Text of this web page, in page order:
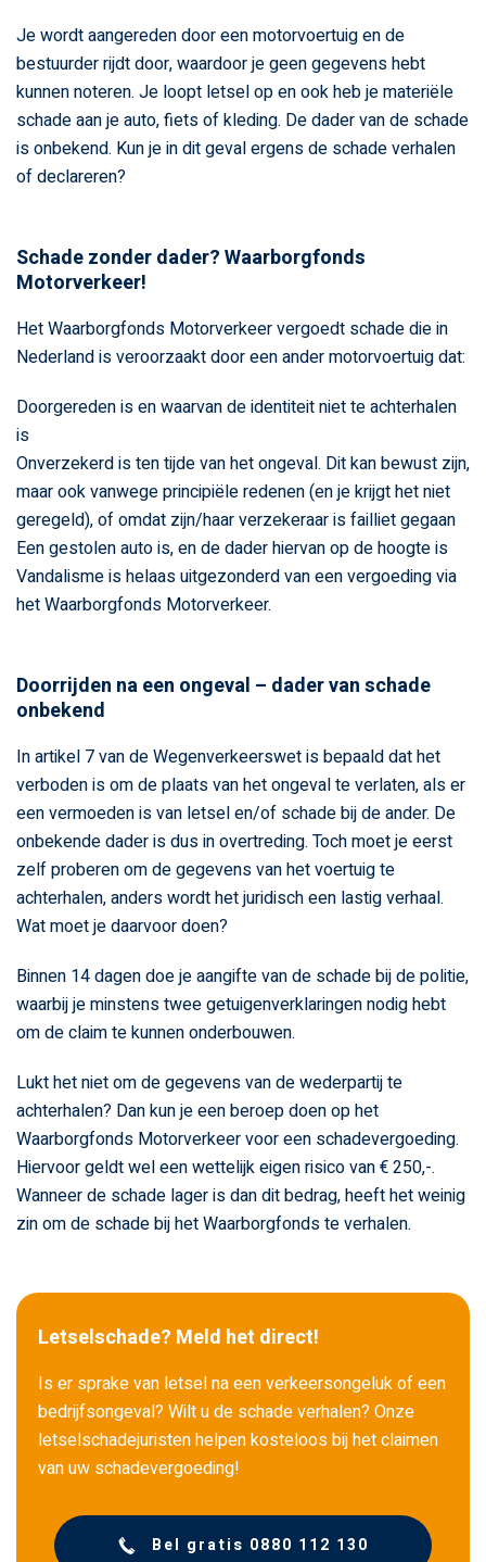
Je wordt aangereden door een motorvoertuig en de
bestuurder rijdt door, waardoor je geen gegevens hebt
kunnen noteren. Je loopt letsel op en ook heb je materiële
schade aan je auto, fiets of kleding. De dader van de schade
is onbekend. Kun je in dit geval ergens de schade verhalen
of declareren?
Schade zonder dader? Waarborgfonds
Motorverkeer!
Het Waarborgfonds Motorverkeer vergoedt schade die in
Nederland is veroorzaakt door een ander motorvoertuig dat:
Doorgereden is en waarvan de identiteit niet te achterhalen
is
Onverzekerd is ten tijde van het ongeval. Dit kan bewust zijn,
maar ook vanwege principiële redenen (en je krijgt het niet
geregeld), of omdat zijn/haar verzekeraar is failliet gegaan
Een gestolen auto is, en de dader hiervan op de hoogte is
Vandalisme is helaas uitgezonderd van een vergoeding via
het Waarborgfonds Motorverkeer.
Doorrijden na een ongeval – dader van schade
onbekend
In artikel 7 van de Wegenverkeerswet is bepaald dat het
verboden is om de plaats van het ongeval te verlaten, als er
een vermoeden is van letsel en/of schade bij de ander. De
onbekende dader is dus in overtreding. Toch moet je eerst
zelf proberen om de gegevens van het voertuig te
achterhalen, anders wordt het juridisch een lastig verhaal.
Wat moet je daarvoor doen?
Binnen 14 dagen doe je aangifte van de schade bij de politie,
waarbij je minstens twee getuigenverklaringen nodig hebt
om de claim te kunnen onderbouwen.
Lukt het niet om de gegevens van de wederpartij te
achterhalen? Dan kun je een beroep doen op het
Waarborgfonds Motorverkeer voor een schadevergoeding.
Hiervoor geldt wel een wettelijk eigen risico van € 250,-.
Wanneer de schade lager is dan dit bedrag, heeft het weinig
zin om de schade bij het Waarborgfonds te verhalen.
Letselschade? Meld het direct!
Is er sprake van letsel na een verkeersongeluk of een
bedrijfsongeval? Wilt u de schade verhalen? Onze
letselschadejuristen helpen kosteloos bij het claimen
van uw schadevergoeding!
Bel gratis 0880 112 130